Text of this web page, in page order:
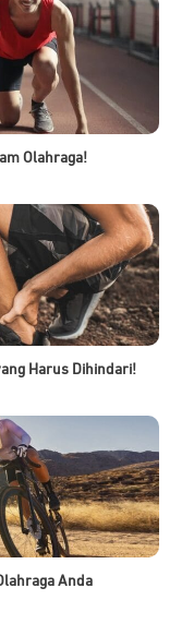
Olahraga!
Harus Dihindari!
Anda